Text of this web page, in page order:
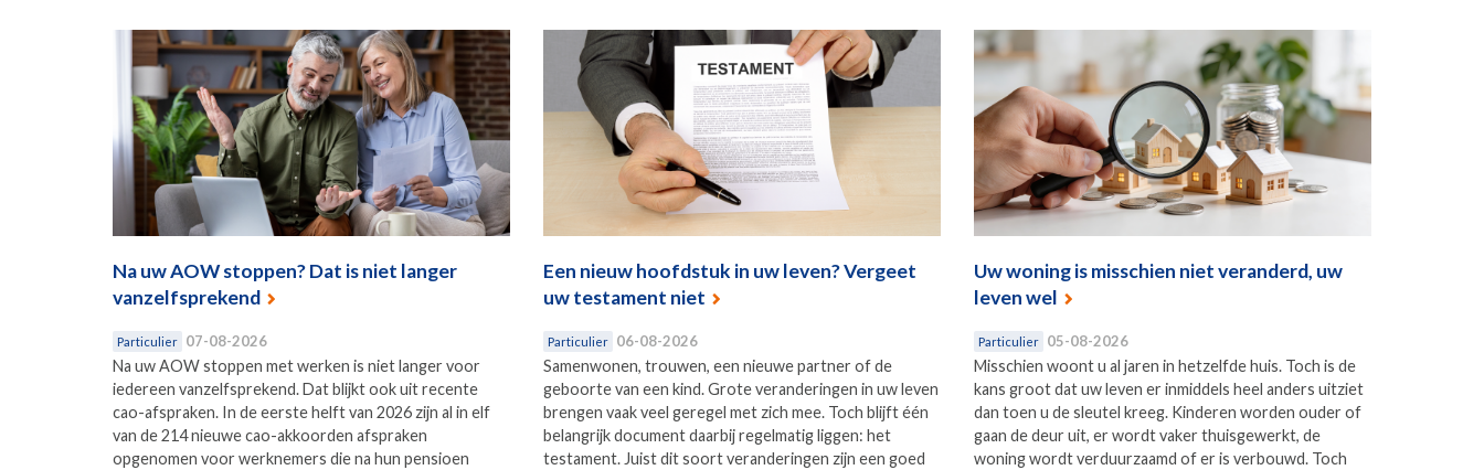
Na uw AOW stoppen? Dat is niet langer
vanzelfsprekend
Particulier 07-08-2026
Na uw AOW stoppen met werken is niet langer voor
iedereen vanzelfsprekend. Dat blijkt ook uit recente
cao-afspraken. In de eerste helft van 2026 zijn al in elf
van de 214 nieuwe cao-akkoorden afspraken
opgenomen voor werknemers die na hun pensioen
Een nieuw hoofdstuk in uw leven? Vergeet
uw testament niet
Particulier 06-08-2026
Samenwonen, trouwen, een nieuwe partner of de
geboorte van een kind. Grote veranderingen in uw leven
brengen vaak veel geregel met zich mee. Toch blijft één
belangrijk document daarbij regelmatig liggen: het
testament. Juist dit soort veranderingen zijn een goed
Uw woning is misschien niet veranderd, uw
leven wel
Particulier 05-08-2026
Misschien woont u al jaren in hetzelfde huis. Toch is de
kans groot dat uw leven er inmiddels heel anders uitziet
dan toen u de sleutel kreeg. Kinderen worden ouder of
gaan de deur uit, er wordt vaker thuisgewerkt, de
woning wordt verduurzaamd of er is verbouwd. Toch